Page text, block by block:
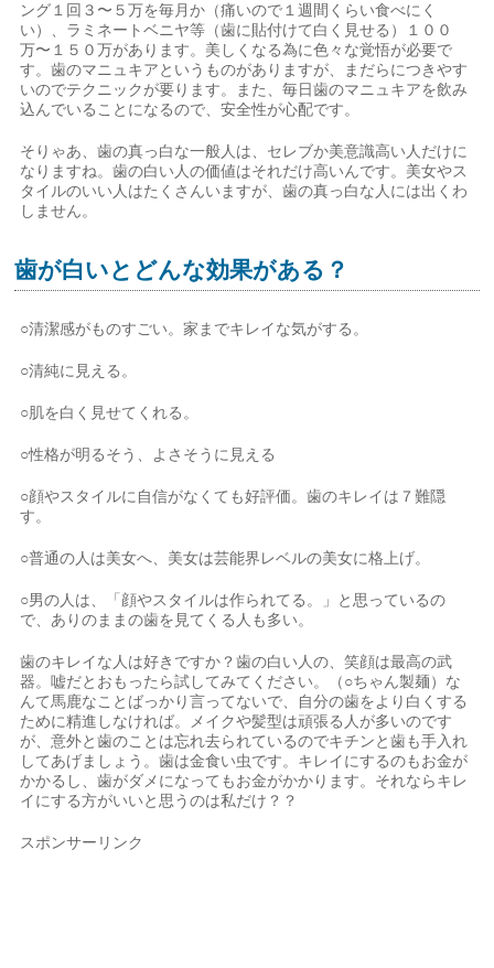
ング１回３〜５万を毎月か（痛いので１週間くらい食べにく
い）、ラミネートベニヤ等（歯に貼付けて白く見せる）１００
万〜１５０万があります。美しくなる為に色々な覚悟が必要で
す。歯のマニュキアというものがありますが、まだらにつきやす
いのでテクニックが要ります。また、毎日歯のマニュキアを飲み
込んでいることになるので、安全性が心配です。
そりゃあ、歯の真っ白な一般人は、セレブか美意識高い人だけに
なりますね。歯の白い人の価値はそれだけ高いんです。美女やス
タイルのいい人はたくさんいますが、歯の真っ白な人には出くわ
しません。
歯が白いとどんな効果がある？
○清潔感がものすごい。家までキレイな気がする。
○清純に見える。
○肌を白く見せてくれる。
○性格が明るそう、よさそうに見える
○顔やスタイルに自信がなくても好評価。歯のキレイは７難隠
す。
○普通の人は美女へ、美女は芸能界レベルの美女に格上げ。
○男の人は、「顔やスタイルは作られてる。」と思っているの
で、ありのままの歯を見てくる人も多い。
歯のキレイな人は好きですか？歯の白い人の、笑顔は最高の武
器。嘘だとおもったら試してみてください。（○ちゃん製麺）な
んて馬鹿なことばっかり言ってないで、自分の歯をより白くする
ために精進しなければ。メイクや髪型は頑張る人が多いのです
が、意外と歯のことは忘れ去られているのでキチンと歯も手入れ
してあげましょう。歯は金食い虫です。キレイにするのもお金が
かかるし、歯がダメになってもお金がかかります。それならキレ
イにする方がいいと思うのは私だけ？？
スポンサーリンク